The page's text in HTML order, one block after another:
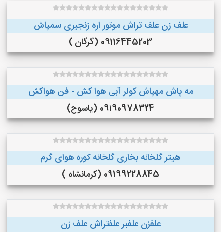
علف زن علف تراش موتور اره زنجیری سمپاش
09116445203 (گرگان )
مه پاش مهپاش کولر آبی هوا کش - فن هواکش
09190978324 (یاسوج)
هیتر گلخانه بخاری گلخانه کوره هوای گرم
09199228845 (کرمانشاه )
علفزن علفبر علفتراش علف زن